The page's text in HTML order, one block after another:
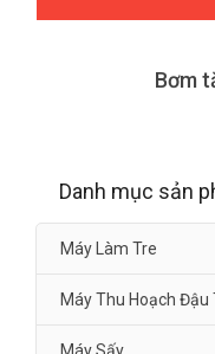
Bơm
Danh mục sản
Máy Làm Tre
Máy Thu Hoạch Đậu